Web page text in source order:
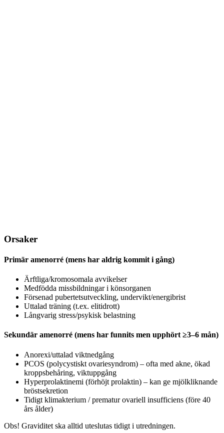
Orsaker
Primär amenorré (mens har aldrig kommit i gång)
Ärftliga/kromosomala avvikelser
Medfödda missbildningar i könsorganen
Försenad pubertetsutveckling, undervikt/energibrist
Uttalad träning (t.ex. elitidrott)
Långvarig stress/psykisk belastning
Sekundär amenorré (mens har funnits men upphört ≥3–6 mån)
Anorexi/uttalad viktnedgång
PCOS (polycystiskt ovariesyndrom) – ofta med akne, ökad
kroppsbehåring, viktuppgång
Hyperprolaktinemi (förhöjt prolaktin) – kan ge mjölkliknande
bröstsekretion
Tidigt klimakterium / prematur ovariell insufficiens (före 40
års ålder)
Obs! Graviditet ska alltid uteslutas tidigt i utredningen.